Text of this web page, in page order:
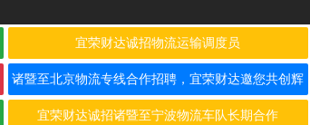
宜荣财达诚招物流运输调度员
诸暨至北京物流专线合作招聘，宜荣财达邀您共创辉
煌！
宜荣财达诚招诸暨至宁波物流车队长期合作